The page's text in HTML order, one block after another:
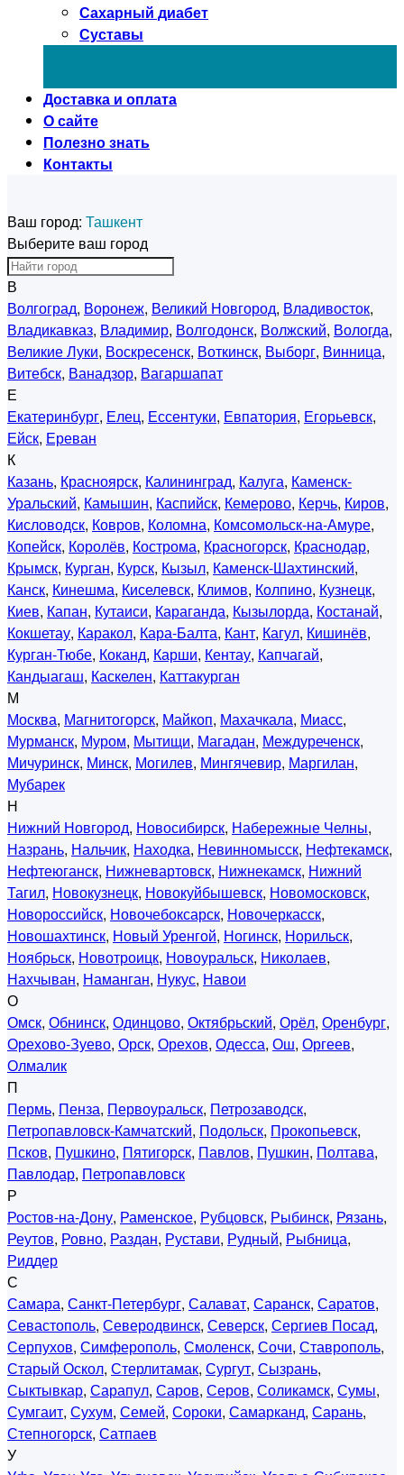
Сахарный диабет
Суставы
Доставка и оплата
О сайте
Полезно знать
Контакты
Ваш город: Ташкент
Выберите ваш город
В
Волгоград, Воронеж, Великий Новгород, Владивосток,
Владикавказ, Владимир, Волгодонск, Волжский, Вологда,
Великие Луки, Воскресенск, Воткинск, Выборг, Винница,
Витебск, Ванадзор, Вагаршапат
Е
Екатеринбург, Елец, Ессентуки, Евпатория, Егорьевск,
Ейск, Ереван
К
Казань, Красноярск, Калининград, Калуга, Каменск-
Уральский, Камышин, Каспийск, Кемерово, Керчь, Киров,
Кисловодск, Ковров, Коломна, Комсомольск-на-Амуре,
Копейск, Королёв, Кострома, Красногорск, Краснодар,
Крымск, Курган, Курск, Кызыл, Каменск-Шахтинский,
Канск, Кинешма, Киселевск, Климов, Колпино, Кузнецк,
Киев, Капан, Кутаиси, Караганда, Кызылорда, Костанай,
Кокшетау, Каракол, Кара-Балта, Кант, Кагул, Кишинёв,
Курган-Тюбе, Коканд, Карши, Кентау, Капчагай,
Кандыагаш, Каскелен, Каттакурган
М
Москва, Магнитогорск, Майкоп, Махачкала, Миасс,
Мурманск, Муром, Мытищи, Магадан, Междуреченск,
Мичуринск, Минск, Могилев, Мингячевир, Маргилан,
Мубарек
Н
Нижний Новгород, Новосибирск, Набережные Челны,
Назрань, Нальчик, Находка, Невинномысск, Нефтекамск,
Нефтеюганск, Нижневартовск, Нижнекамск, Нижний
Тагил, Новокузнецк, Новокуйбышевск, Новомосковск,
Новороссийск, Новочебоксарск, Новочеркасск,
Новошахтинск, Новый Уренгой, Ногинск, Норильск,
Ноябрьск, Новотроицк, Новоуральск, Николаев,
Нахчыван, Наманган, Нукус, Навои
О
Омск, Обнинск, Одинцово, Октябрьский, Орёл, Оренбург,
Орехово-Зуево, Орск, Орехов, Одесса, Ош, Оргеев,
Олмалик
П
Пермь, Пенза, Первоуральск, Петрозаводск,
Петропавловск-Камчатский, Подольск, Прокопьевск,
Псков, Пушкино, Пятигорск, Павлов, Пушкин, Полтава,
Павлодар, Петропавловск
Р
Ростов-на-Дону, Раменское, Рубцовск, Рыбинск, Рязань,
Реутов, Ровно, Раздан, Рустави, Рудный, Рыбница,
Риддер
С
Самара, Санкт-Петербург, Салават, Саранск, Саратов,
Севастополь, Северодвинск, Северск, Сергиев Посад,
Серпухов, Симферополь, Смоленск, Сочи, Ставрополь,
Старый Оскол, Стерлитамак, Сургут, Сызрань,
Сыктывкар, Сарапул, Саров, Серов, Соликамск, Сумы,
Сумгаит, Сухум, Семей, Сороки, Самарканд, Сарань,
Степногорск, Сатпаев
У